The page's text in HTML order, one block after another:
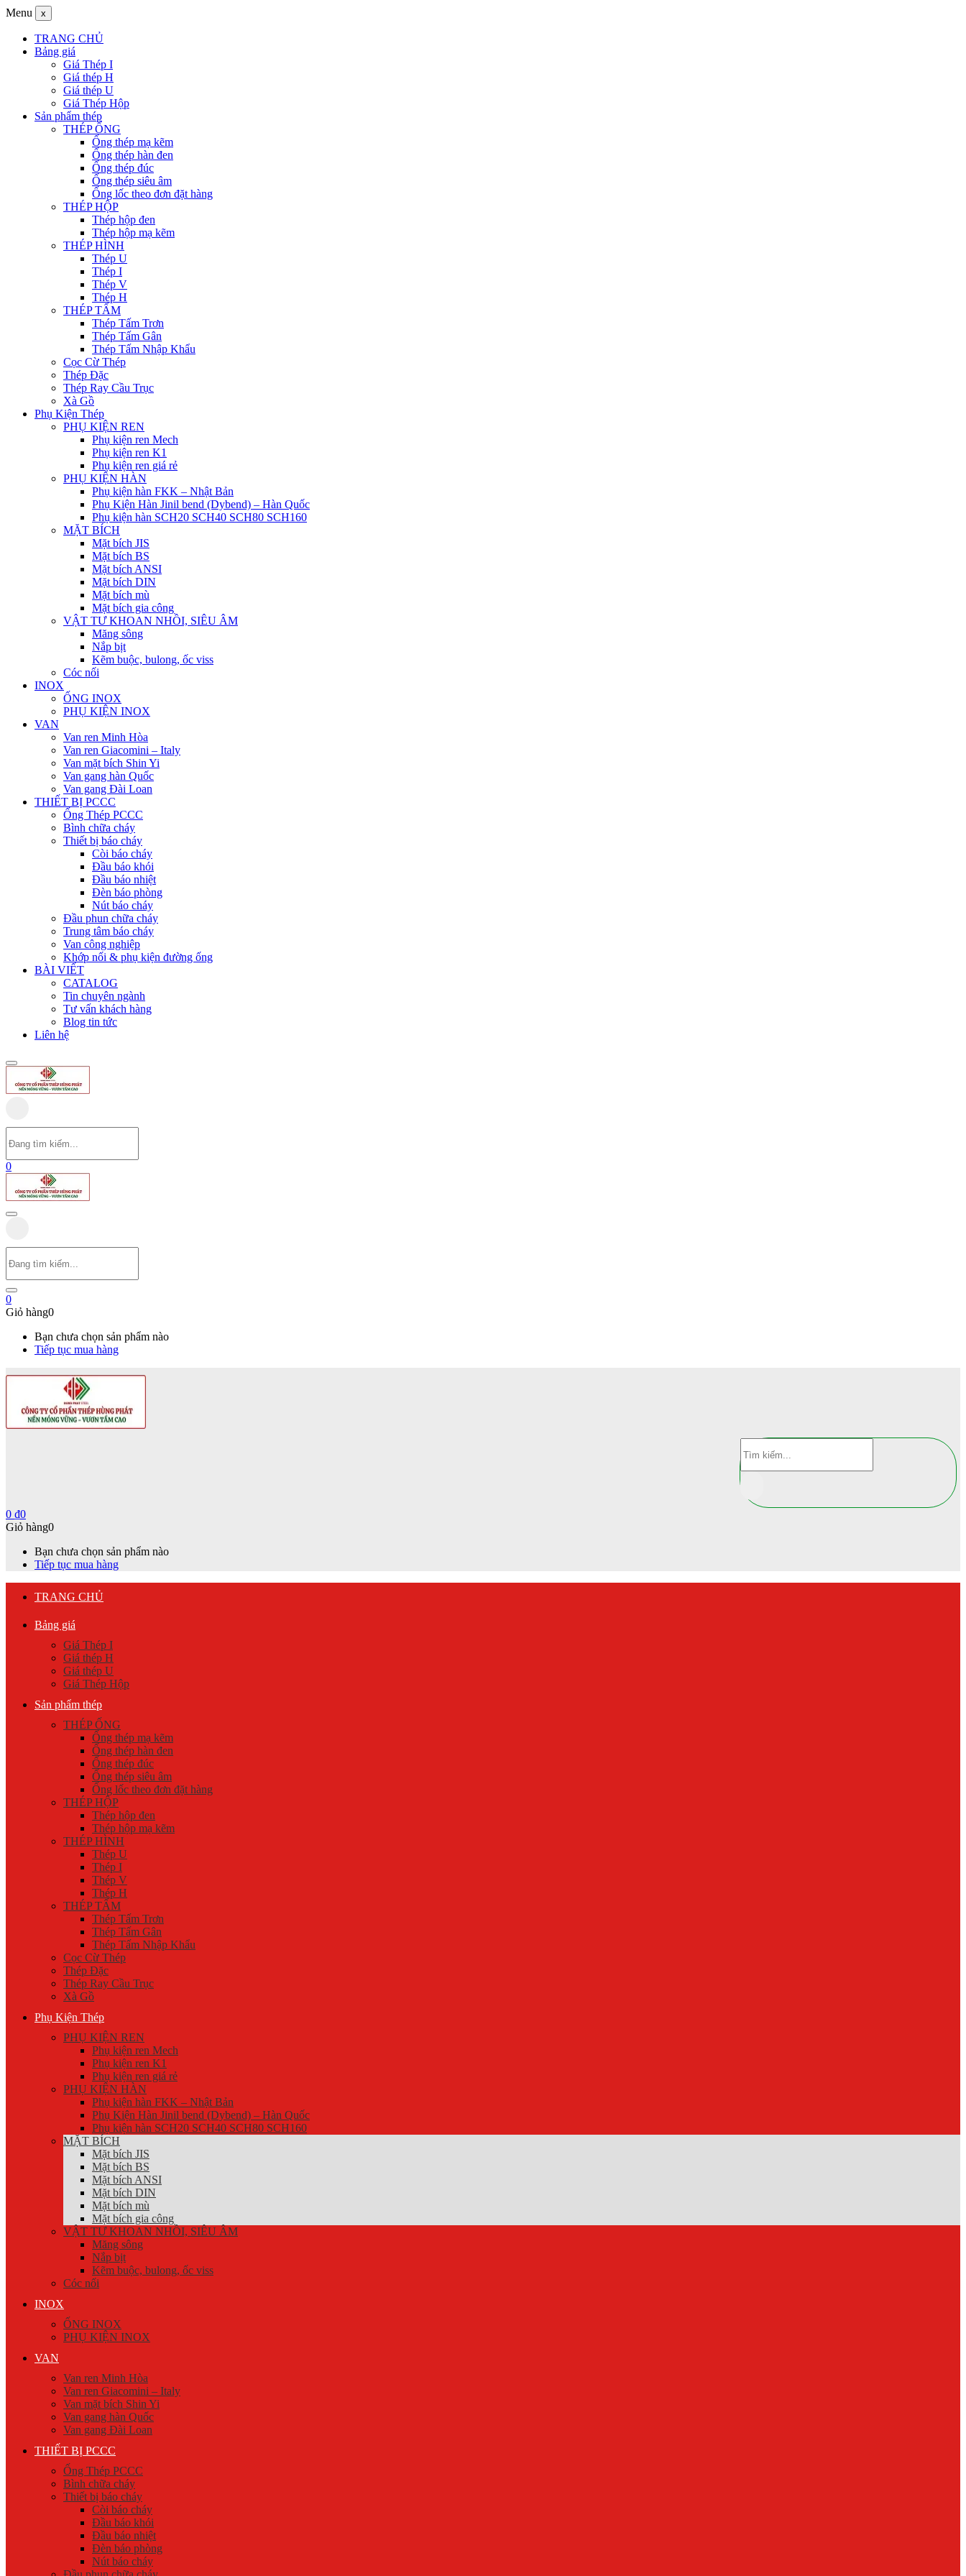
Menu x
TRANG CHỦ
Bảng giá
Giá Thép I
Giá thép H
Giá thép U
Giá Thép Hộp
Sản phẩm thép
THÉP ỐNG
Ống thép mạ kẽm
Ống thép hàn đen
Ống thép đúc
Ống thép siêu âm
Ống lốc theo đơn đặt hàng
THÉP HỘP
Thép hộp đen
Thép hộp mạ kẽm
THÉP HÌNH
Thép U
Thép I
Thép V
Thép H
THÉP TẤM
Thép Tấm Trơn
Thép Tấm Gân
Thép Tấm Nhập Khẩu
Cọc Cừ Thép
Thép Đặc
Thép Ray Cầu Trục
Xà Gồ
Phụ Kiện Thép
PHỤ KIỆN REN
Phụ kiện ren Mech
Phụ kiện ren K1
Phụ kiện ren giá rẻ
PHỤ KIỆN HÀN
Phụ kiện hàn FKK – Nhật Bản
Phụ Kiện Hàn Jinil bend (Dybend) – Hàn Quốc
Phụ kiện hàn SCH20 SCH40 SCH80 SCH160
MẶT BÍCH
Mặt bích JIS
Mặt bích BS
Mặt bích ANSI
Mặt bích DIN
Mặt bích mù
Mặt bích gia công
VẬT TƯ KHOAN NHỒI, SIÊU ÂM
Măng sông
Nắp bịt
Kẽm buộc, bulong, ốc viss
Cóc nối
INOX
ỐNG INOX
PHỤ KIỆN INOX
VAN
Van ren Minh Hòa
Van ren Giacomini – Italy
Van mặt bích Shin Yi
Van gang hàn Quốc
Van gang Đài Loan
THIẾT BỊ PCCC
Ống Thép PCCC
Bình chữa cháy
Thiết bị báo cháy
Còi báo cháy
Đầu báo khói
Đầu báo nhiệt
Đèn báo phòng
Nút báo cháy
Đầu phun chữa cháy
Trung tâm báo cháy
Van công nghiệp
Khớp nối & phụ kiện đường ống
BÀI VIẾT
CATALOG
Tin chuyên ngành
Tư vấn khách hàng
Blog tin tức
Liên hệ
0
0
Giỏ hàng0
Bạn chưa chọn sản phẩm nào
Tiếp tục mua hàng
0 ₫0
Giỏ hàng0
Bạn chưa chọn sản phẩm nào
Tiếp tục mua hàng
TRANG CHỦ
Bảng giá
Giá Thép I
Giá thép H
Giá thép U
Giá Thép Hộp
Sản phẩm thép
THÉP ỐNG
Ống thép mạ kẽm
Ống thép hàn đen
Ống thép đúc
Ống thép siêu âm
Ống lốc theo đơn đặt hàng
THÉP HỘP
Thép hộp đen
Thép hộp mạ kẽm
THÉP HÌNH
Thép U
Thép I
Thép V
Thép H
THÉP TẤM
Thép Tấm Trơn
Thép Tấm Gân
Thép Tấm Nhập Khẩu
Cọc Cừ Thép
Thép Đặc
Thép Ray Cầu Trục
Xà Gồ
Phụ Kiện Thép
PHỤ KIỆN REN
Phụ kiện ren Mech
Phụ kiện ren K1
Phụ kiện ren giá rẻ
PHỤ KIỆN HÀN
Phụ kiện hàn FKK – Nhật Bản
Phụ Kiện Hàn Jinil bend (Dybend) – Hàn Quốc
Phụ kiện hàn SCH20 SCH40 SCH80 SCH160
MẶT BÍCH
Mặt bích JIS
Mặt bích BS
Mặt bích ANSI
Mặt bích DIN
Mặt bích mù
Mặt bích gia công
VẬT TƯ KHOAN NHỒI, SIÊU ÂM
Măng sông
Nắp bịt
Kẽm buộc, bulong, ốc viss
Cóc nối
INOX
ỐNG INOX
PHỤ KIỆN INOX
VAN
Van ren Minh Hòa
Van ren Giacomini – Italy
Van mặt bích Shin Yi
Van gang hàn Quốc
Van gang Đài Loan
THIẾT BỊ PCCC
Ống Thép PCCC
Bình chữa cháy
Thiết bị báo cháy
Còi báo cháy
Đầu báo khói
Đầu báo nhiệt
Đèn báo phòng
Nút báo cháy